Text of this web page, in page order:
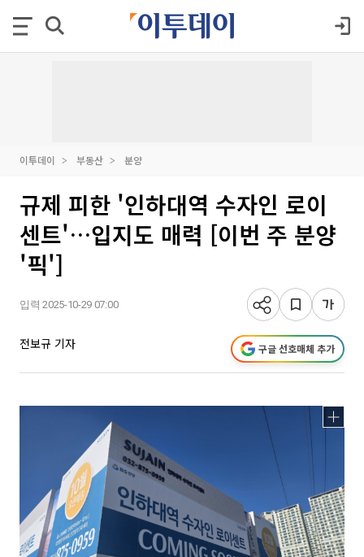
이투데이 부동산 분양
규제 피한 '인하대역 수자인 로이
센트'…입지도 매력 [이번 주 분양
'픽']
입력 2025-10-29 07:00
전보규 기자 구글 선호매체 추가